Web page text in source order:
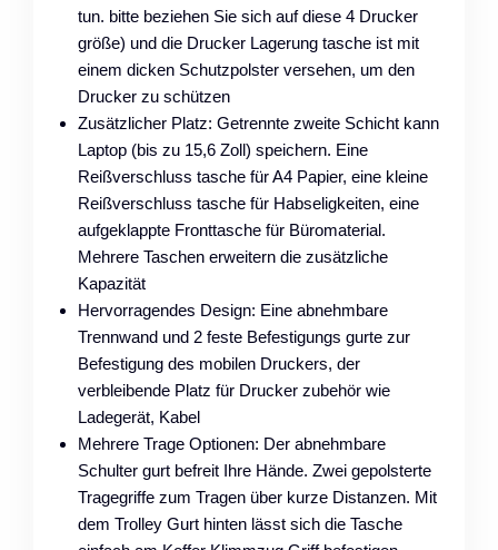
tun. bitte beziehen Sie sich auf diese 4 Drucker
größe) und die Drucker Lagerung tasche ist mit
einem dicken Schutzpolster versehen, um den
Drucker zu schützen
Zusätzlicher Platz: Getrennte zweite Schicht kann
Laptop (bis zu 15,6 Zoll) speichern. Eine
Reißverschluss tasche für A4 Papier, eine kleine
Reißverschluss tasche für Habseligkeiten, eine
aufgeklappte Fronttasche für Büromaterial.
Mehrere Taschen erweitern die zusätzliche
Kapazität
Hervorragendes Design: Eine abnehmbare
Trennwand und 2 feste Befestigungs gurte zur
Befestigung des mobilen Druckers, der
verbleibende Platz für Drucker zubehör wie
Ladegerät, Kabel
Mehrere Trage Optionen: Der abnehmbare
Schulter gurt befreit Ihre Hände. Zwei gepolsterte
Tragegriffe zum Tragen über kurze Distanzen. Mit
dem Trolley Gurt hinten lässt sich die Tasche